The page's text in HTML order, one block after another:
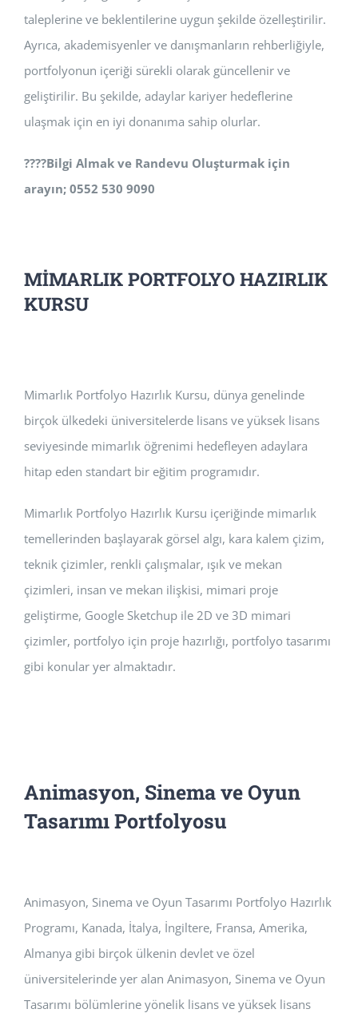
taleplerine ve beklentilerine uygun şekilde özelleştirilir.
Ayrıca, akademisyenler ve danışmanların rehberliğiyle,
portfolyonun içeriği sürekli olarak güncellenir ve
geliştirilir. Bu şekilde, adaylar kariyer hedeflerine
ulaşmak için en iyi donanıma sahip olurlar.
????Bilgi Almak ve Randevu Oluşturmak için
arayın; 0552 530 9090
MİMARLIK PORTFOLYO HAZIRLIK
KURSU
Mimarlık Portfolyo Hazırlık Kursu, dünya genelinde
birçok ülkedeki üniversitelerde lisans ve yüksek lisans
seviyesinde mimarlık öğrenimi hedefleyen adaylara
hitap eden standart bir eğitim programıdır.
Mimarlık Portfolyo Hazırlık Kursu içeriğinde mimarlık
temellerinden başlayarak görsel algı, kara kalem çizim,
teknik çizimler, renkli çalışmalar, ışık ve mekan
çizimleri, insan ve mekan ilişkisi, mimari proje
geliştirme, Google Sketchup ile 2D ve 3D mimari
çizimler, portfolyo için proje hazırlığı, portfolyo tasarımı
gibi konular yer almaktadır.
Animasyon, Sinema ve Oyun
Tasarımı Portfolyosu
Animasyon, Sinema ve Oyun Tasarımı Portfolyo Hazırlık
Programı, Kanada, İtalya, İngiltere, Fransa, Amerika,
Almanya gibi birçok ülkenin devlet ve özel
üniversitelerinde yer alan Animasyon, Sinema ve Oyun
Tasarımı bölümlerine yönelik lisans ve yüksek lisans